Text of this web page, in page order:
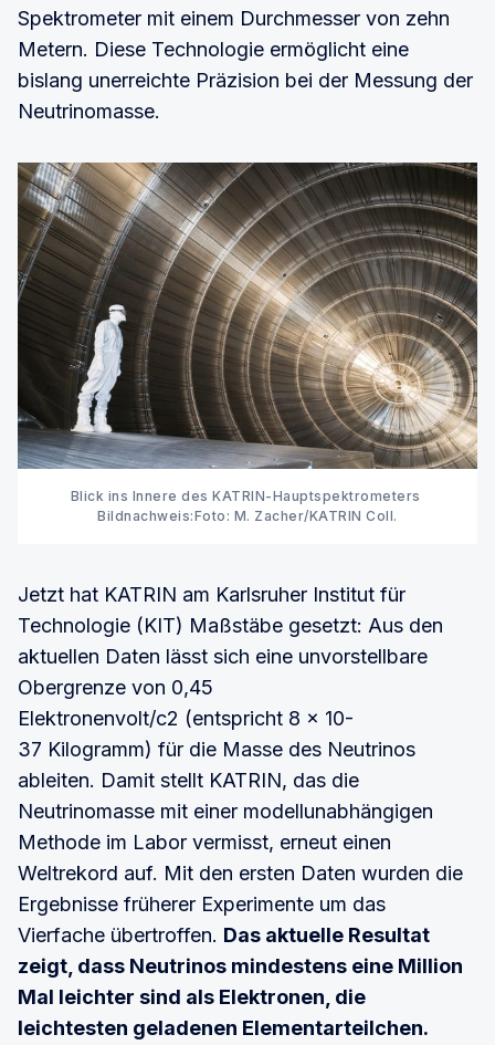
Spektrometer mit einem Durchmesser von zehn
Metern. Diese Technologie ermöglicht eine
bislang unerreichte Präzision bei der Messung der
Neutrinomasse.
Blick ins Innere des KATRIN-Hauptspektrometers
Bildnachweis:Foto: M. Zacher/KATRIN Coll.
Jetzt hat KATRIN am Karlsruher Institut für
Technologie (KIT) Maßstäbe gesetzt: Aus den
aktuellen Daten lässt sich eine unvorstellbare
Obergrenze von 0,45
Elektronenvolt/c2 (entspricht 8 x 10-
37 Kilogramm) für die Masse des Neutrinos
ableiten. Damit stellt KATRIN, das die
Neutrinomasse mit einer modellunabhängigen
Methode im Labor vermisst, erneut einen
Weltrekord auf. Mit den ersten Daten wurden die
Ergebnisse früherer Experimente um das
Vierfache übertroffen. Das aktuelle Resultat
zeigt, dass Neutrinos mindestens eine Million
Mal leichter sind als Elektronen, die
leichtesten geladenen Elementarteilchen.